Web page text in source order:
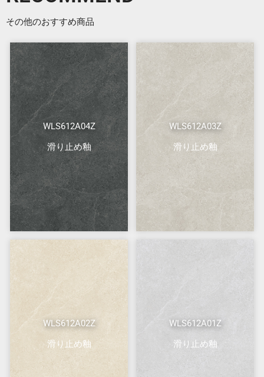
その他のおすすめ商品
WLS612A04Z
滑り止め釉
WLS612A03Z
滑り止め釉
WLS612A02Z
滑り止め釉
WLS612A01Z
滑り止め釉